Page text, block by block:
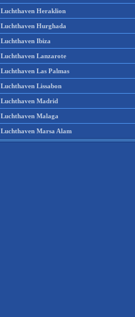
Luchthaven Heraklion
Luchthaven Hurghada
Luchthaven Ibiza
Luchthaven Lanzarote
Luchthaven Las Palmas
Luchthaven Lissabon
Luchthaven Madrid
Luchthaven Malaga
Luchthaven Marsa Alam